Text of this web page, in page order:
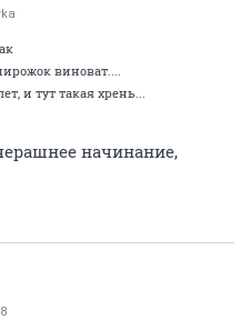
виноват....
и тут такая хрень...
начинание,